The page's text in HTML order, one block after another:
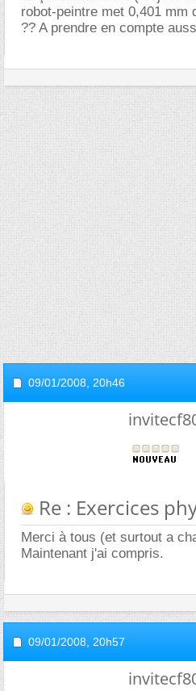
robot-peintre met 0,401 mm
?? A prendre en compte
09/01/2008, 20h46
Re : Exercices
Merci à tous (et surtout a
Maintenant j'ai compris.
09/01/2008, 20h57